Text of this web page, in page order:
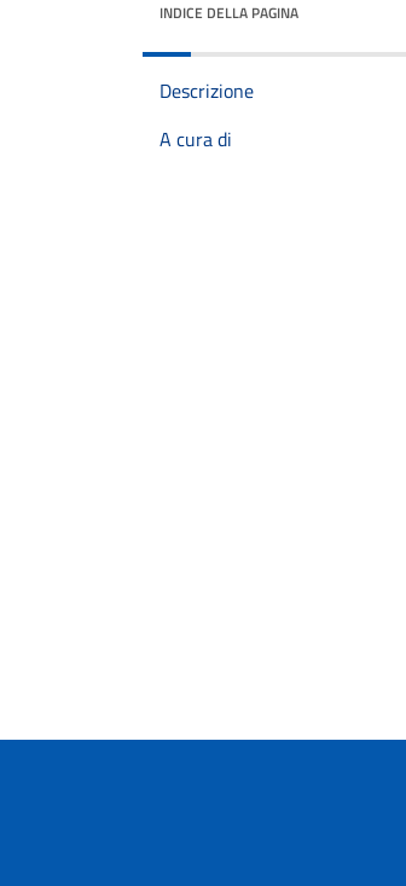
INDICE DELLA PAGINA
Descrizione
A cura di